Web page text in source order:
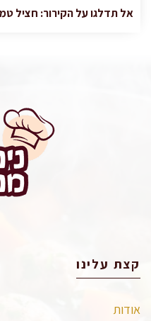
אל תדלגו על הקירור: חציל
קצת עלינו
אודות